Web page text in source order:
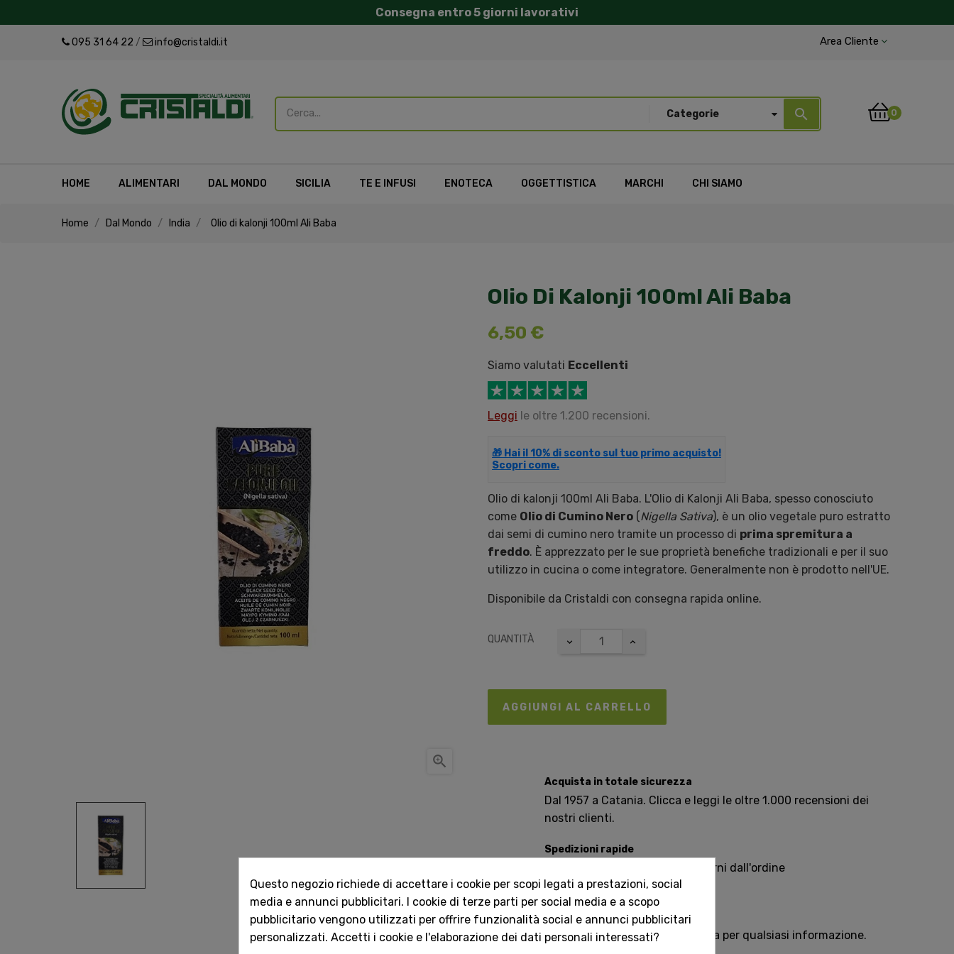
Consegna entro 5 giorni lavorativi
095 31 64 22 / info@cristaldi.it Area Cliente
Categorie search 0
HOME ALIMENTARI DAL MONDO SICILIA TE E INFUSI ENOTECA OGGETTISTICA MARCHI CHI SIAMO
Home Dal Mondo India Olio di kalonji 100ml Ali Baba

Olio Di Kalonji 100ml Ali Baba
6,50 €
Siamo valutati Eccellenti
Leggi le oltre 1.200 recensioni.
🎁 Hai il 10% di sconto sul tuo primo acquisto!
Scopri come.
Olio di kalonji 100ml Ali Baba. L'Olio di Kalonji Ali Baba, spesso conosciuto
come Olio di Cumino Nero ( Nigella Sativa), è un olio vegetale puro estratto
dai semi di cumino nero tramite un processo di prima spremitura a
freddo. È apprezzato per le sue proprietà benefiche tradizionali e per il suo
utilizzo in cucina o come integratore. Generalmente non è prodotto nell'UE.
Disponibile da Cristaldi con consegna rapida online.
QUANTITÀ
AGGIUNGI AL CARRELLO
Acquista in totale sicurezza
Dal 1957 a Catania. Clicca e leggi le oltre 1.000 recensioni dei
nostri clienti.
Spedizioni rapide
Consegna in tutta Italia in 5 giorni dall'ordine
Servizio Clienti sempre con te
Contattaci online oppure chiama per qualsiasi informazione.
Questo negozio richiede di accettare i cookie per scopi legati a prestazioni, social
media e annunci pubblicitari. I cookie di terze parti per social media e a scopo
pubblicitario vengono utilizzati per offrire funzionalità social e annunci pubblicitari
personalizzati. Accetti i cookie e l'elaborazione dei dati personali interessati?